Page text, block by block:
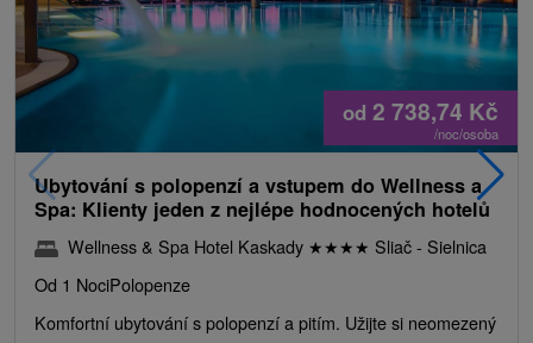
od 2 738,74 Kč
/noc/osoba
Ubytování s polopenzí a vstupem do Wellness a
Spa: Klienty jeden z nejlépe hodnocených hotelů
Wellness & Spa Hotel Kaskady ★★★★ Sliač - Sielnica
Od 1 NociPolopenze
Komfortní ubytování s polopenzí a pitím. Užijte si neomezený